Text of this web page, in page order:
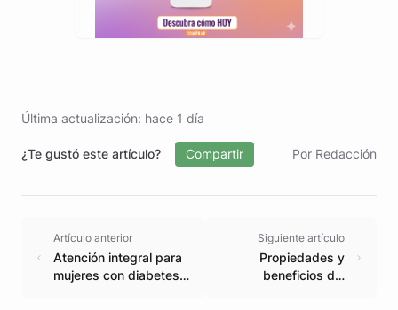
Última actualización: hace 1 día
¿Te gustó este artículo? Compartir Por Redacción
Artículo anterior
Atención integral para
mujeres con diabetes
Siguiente artículo
Propiedades y
beneficios del